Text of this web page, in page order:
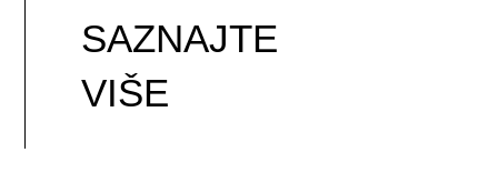
SAZNAJTE
VIŠE